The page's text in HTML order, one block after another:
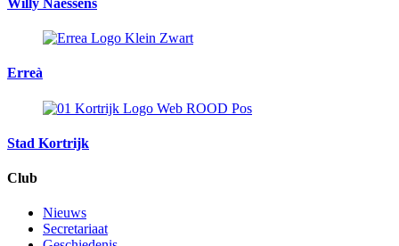
Erreà
Stad Kortrijk
Club
Nieuws
Secretariaat